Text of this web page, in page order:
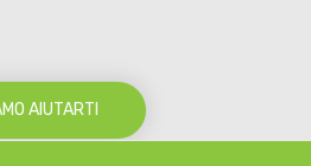
AIUTARTI